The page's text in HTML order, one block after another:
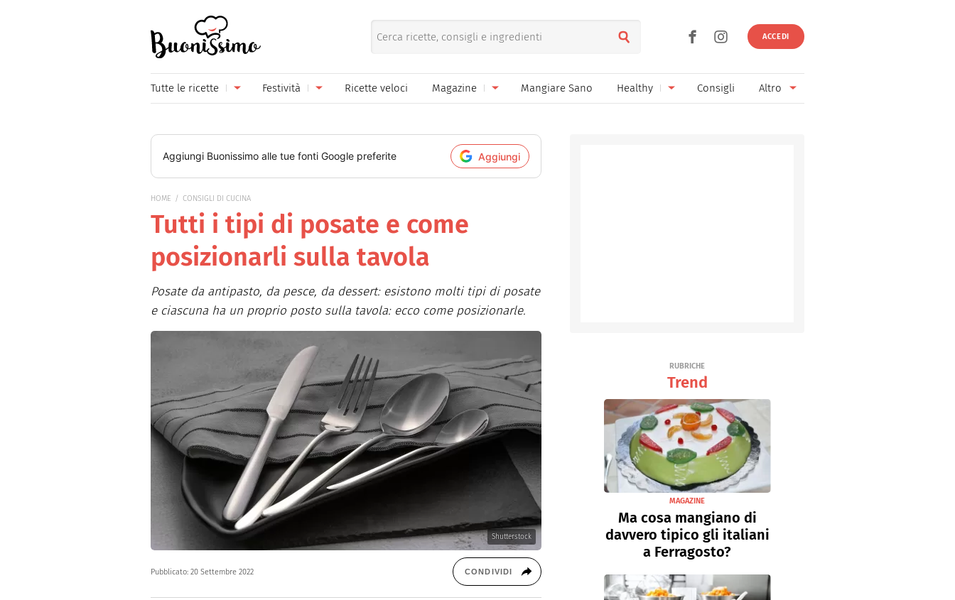
ACCEDI
Tutte le ricette
Primi piatti Pane pizza focacce
Secondi piatti Salse e sughi
Piatti unici
Formaggi Ricette di base
Frutta Bevande
Festività
Carnevale
Festa della Donna
Festa della Mamma
Festa del Papà
Halloween
Natale
San Valentino
Ricette veloci Magazine Mangiare Sano Healthy Consigli Altro
Aggiungi Buonissimo alle tue fonti Google preferite Aggiungi
HOME CONSIGLI DI CUCINA
Tutti i tipi di posate e come
posizionarli sulla tavola
Posate da antipasto, da pesce, da dessert: esistono molti tipi di posate
e ciascuna ha un proprio posto sulla tavola: ecco come posizionarle.
Shutterstock
Pubblicato: 20 Settembre 2022 CONDIVIDI
RUBRICHE
Trend
MAGAZINE
Ma cosa mangiano di
davvero tipico gli italiani
a Ferragosto?